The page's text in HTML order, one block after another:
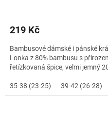
219 Kč
Bambusové dámské i pánské
Lonka z 80% bambusu s
řetízkovaná špice, velmi jemný
35-38 (23-25) 39-42 (26-28)